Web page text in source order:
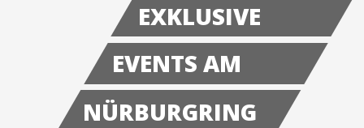
EXKLUSIVE
EVENTS AM
NÜRBURGRING